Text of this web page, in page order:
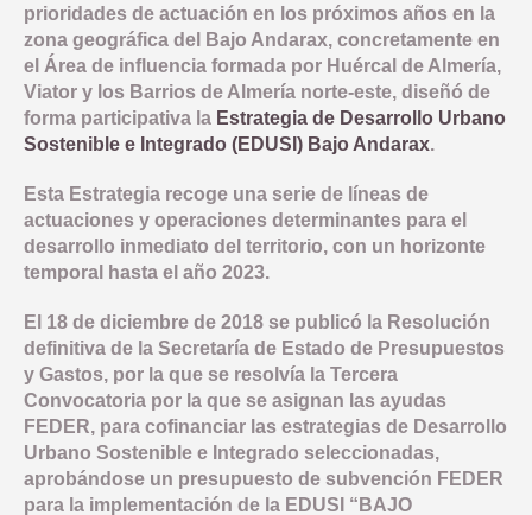
LINEA 7: GESTION EDUSI
LINEA 8: COMUNICACION EDUSI
COMISIÓN AUTOEVALUACIÓN DEL RIESGO
CANAL DE DENUNCIAS
prioridades de actuación en los próximos años en la
zona geográfica del Bajo Andarax, concretamente en
el Área de influencia formada por Huércal de Almería,
Viator y los Barrios de Almería norte-este, diseñó de
forma participativa la Estrategia de Desarrollo Urbano
Sostenible e Integrado (EDUSI) Bajo Andarax.
Esta Estrategia recoge una serie de líneas de
actuaciones y operaciones determinantes para el
desarrollo inmediato del territorio, con un horizonte
temporal hasta el año 2023.
El 18 de diciembre de 2018 se publicó la Resolución
definitiva de la Secretaría de Estado de Presupuestos
y Gastos, por la que se resolvía la Tercera
Convocatoria por la que se asignan las ayudas
FEDER, para cofinanciar las estrategias de Desarrollo
Urbano Sostenible e Integrado seleccionadas,
aprobándose un presupuesto de subvención FEDER
para la implementación de la EDUSI “BAJO
Aviso Legal Accesibilidad Mapa web Privacidad Cookies Contacto